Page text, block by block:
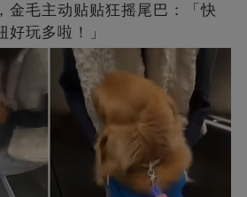
金毛主动贴贴狂摇尾巴：「快
玩多啦！」